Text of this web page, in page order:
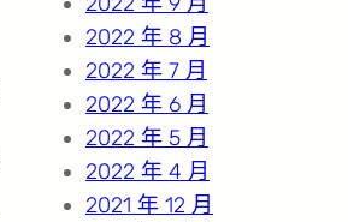
2022 年 8 月
2022 年 7 月
2022 年 6 月
2022 年 5 月
2022 年 4 月
2021 年 12 月